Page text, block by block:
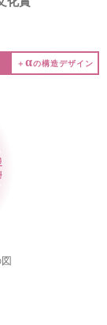
＋αの構造デザイン